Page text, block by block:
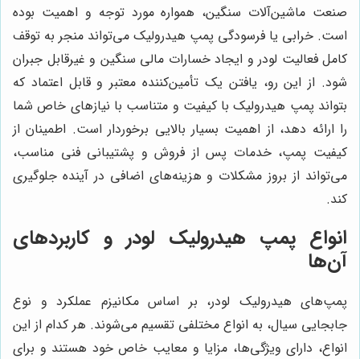
صنعت ماشین‌آلات سنگین، همواره مورد توجه و اهمیت بوده
است. خرابی یا فرسودگی پمپ هیدرولیک می‌تواند منجر به توقف
کامل فعالیت لودر و ایجاد خسارات مالی سنگین و غیرقابل جبران
شود. از این رو، یافتن یک تأمین‌کننده معتبر و قابل اعتماد که
بتواند پمپ هیدرولیک با کیفیت و متناسب با نیازهای خاص شما
را ارائه دهد، از اهمیت بسیار بالایی برخوردار است. اطمینان از
کیفیت پمپ، خدمات پس از فروش و پشتیبانی فنی مناسب،
می‌تواند از بروز مشکلات و هزینه‌های اضافی در آینده جلوگیری
کند.
انواع پمپ هیدرولیک لودر و کاربردهای
آن‌ها
پمپ‌های هیدرولیک لودر، بر اساس مکانیزم عملکرد و نوع
جابجایی سیال، به انواع مختلفی تقسیم می‌شوند. هر کدام از این
انواع، دارای ویژگی‌ها، مزایا و معایب خاص خود هستند و برای